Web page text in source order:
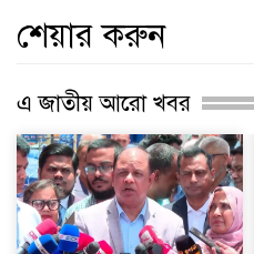
শেয়ার করুন
এ জাতীয় আরো খবর